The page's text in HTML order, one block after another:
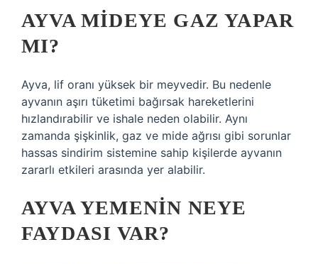
AYVA MIDEYE GAZ YAPAR
MI?
Ayva, lif oranı yüksek bir meyvedir. Bu nedenle
ayvanın aşırı tüketimi bağırsak hareketlerini
hızlandırabilir ve ishale neden olabilir. Aynı
zamanda şişkinlik, gaz ve mide ağrısı gibi sorunlar
hassas sindirim sistemine sahip kişilerde ayvanın
zararlı etkileri arasında yer alabilir.
AYVA YEMENIN NEYE
FAYDASI VAR?